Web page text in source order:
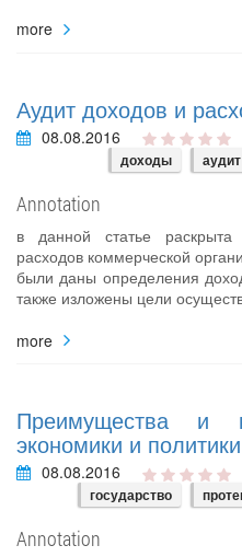
more
Аудит доходов и
08.08.2016
доходы аудит
Annotation
в данной статье
расходов коммерческой
были даны определения
также изложены цели
more
Преимущества и
экономики и
08.08.2016
государство
Annotation